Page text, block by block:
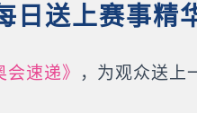
日送上赛事精
会速递》
，为观众送上